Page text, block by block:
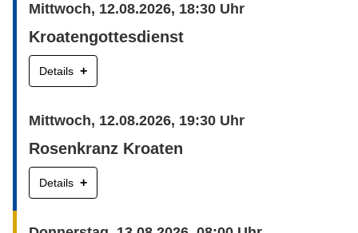
Mittwoch, 12.08.2026, 18:30 Uhr
Kroatengottesdienst
Details +
Mittwoch, 12.08.2026, 19:30 Uhr
Rosenkranz Kroaten
Details +